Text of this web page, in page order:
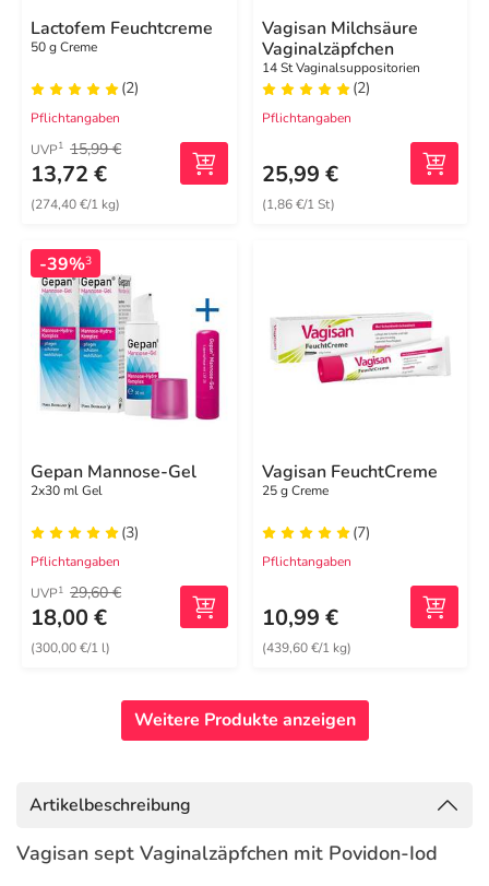
Lactofem Feuchtcreme
50 g Creme
(2)
Pflichtangaben
UVP1 15,99 €
13,72 €
(274,40 €/1 kg)
Vagisan Milchsäure
Vaginalzäpfchen
14 St Vaginalsuppositorien
(2)
Pflichtangaben
25,99 €
(1,86 €/1 St)
-39%3
Gepan Mannose-Gel
2x30 ml Gel
(3)
Pflichtangaben
UVP1 29,60 €
18,00 €
(300,00 €/1 l)
Vagisan FeuchtCreme
25 g Creme
(7)
Pflichtangaben
10,99 €
(439,60 €/1 kg)
Weitere Produkte anzeigen
Artikelbeschreibung
Vagisan sept Vaginalzäpfchen mit Povidon-Iod